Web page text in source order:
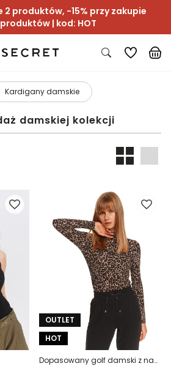
2 produktów, -15% przy zakupie
| kod: HOT
Kardigany damskie
damskiej kolekcji
OUTLET
HOT
Dopasowany golf damski z nadrukiem